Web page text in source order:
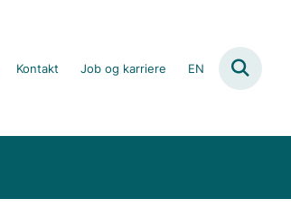
Kontakt Job og karriere EN